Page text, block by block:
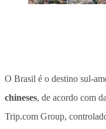
O Brasil é o destino sul-
chineses, de acordo com
Trip.com Group,